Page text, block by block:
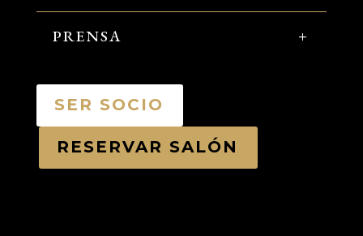
PRENSA
SER SOCIO
RESERVAR SALÓN